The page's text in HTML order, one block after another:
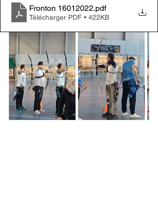
Fronton 16012022.pdf
Télécharger PDF • 422KB